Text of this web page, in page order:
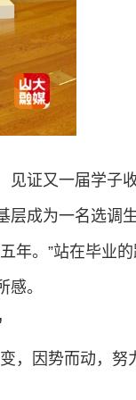
证又一届学子
成为一名选调生
年。”站在毕业
。
，因势而动，努